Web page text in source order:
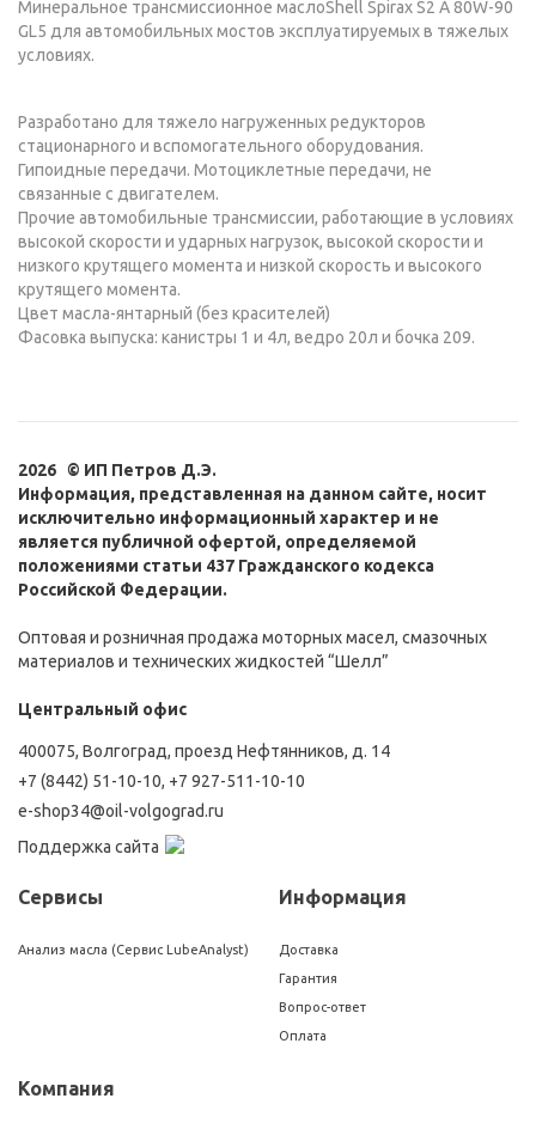
Минеральное трансмиссионное маслоShell Spirax S2 A 80W-90
GL5 для автомобильных мостов эксплуатируемых в тяжелых
условиях.
Разработано для тяжело нагруженных редукторов
стационарного и вспомогательного оборудования.
Гипоидные передачи. Мотоциклетные передачи, не
связанные с двигателем.
Прочие автомобильные трансмиссии, работающие в условиях
высокой скорости и ударных нагрузок, высокой скорости и
низкого крутящего момента и низкой скорость и высокого
крутящего момента.
Цвет масла-янтарный (без красителей)
Фасовка выпуска: канистры 1 и 4л, ведро 20л и бочка 209.
2026 © ИП Петров Д.Э.
Информация, представленная на данном сайте, носит
исключительно информационный характер и не
является публичной офертой, определяемой
положениями статьи 437 Гражданского кодекса
Российской Федерации.
Оптовая и розничная продажа моторных масел, смазочных
материалов и технических жидкостей “Шелл”
Центральный офис
400075, Волгоград, проезд Нефтянников, д. 14
+7 (8442) 51-10-10, +7 927-511-10-10
e-shop34@oil-volgograd.ru
Поддержка сайта
Сервисы
Анализ масла (Сервис LubeAnalyst)
Информация
Доставка
Гарантия
Вопрос-ответ
Оплата
Компания